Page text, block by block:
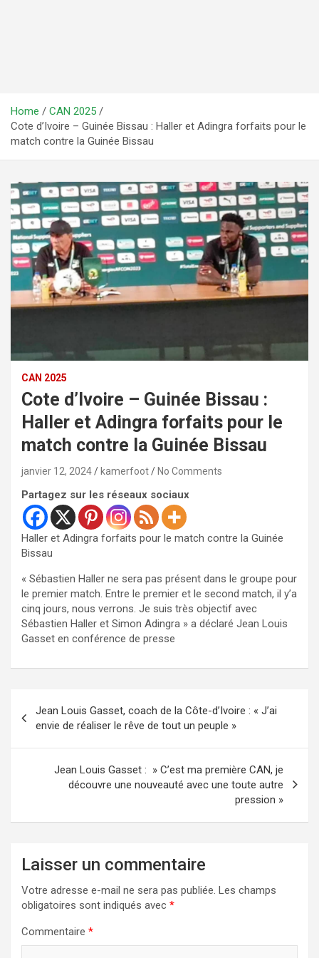
Home
CAN 2025
Cote d’Ivoire – Guinée Bissau : Haller et Adingra forfaits pour le
match contre la Guinée Bissau
CAN 2025
Cote d’Ivoire – Guinée Bissau :
Haller et Adingra forfaits pour le
match contre la Guinée Bissau
janvier 12, 2024 kamerfoot No Comments
Partagez sur les réseaux sociaux
Haller et Adingra forfaits pour le match contre la Guinée
Bissau
« Sébastien Haller ne sera pas présent dans le groupe pour
le premier match. Entre le premier et le second match, il y’a
cinq jours, nous verrons. Je suis très objectif avec
Sébastien Haller et Simon Adingra » a déclaré Jean Louis
Gasset en conférence de presse
de
l’article
Jean Louis Gasset, coach de la Côte-d’Ivoire : « J’ai
envie de réaliser le rêve de tout un peuple »
Jean Louis Gasset : » C’est ma première CAN, je
découvre une nouveauté avec une toute autre
pression »
Laisser un commentaire
Votre adresse e-mail ne sera pas publiée. Les champs
obligatoires sont indiqués avec *
Commentaire *